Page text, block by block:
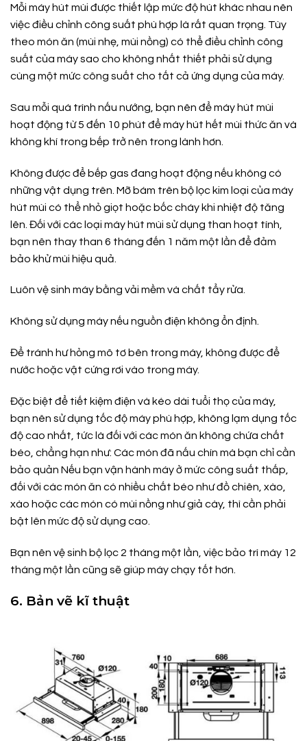
Mỗi máy hút mùi được thiết lập mức độ hút khác nhau nên
việc điều chỉnh công suất phù hợp là rất quan trọng. Tùy
theo món ăn (mùi nhẹ, mùi nồng) có thể điều chỉnh công
suất của máy sao cho không nhất thiết phải sử dụng
cùng một mức công suất cho tất cả ứng dụng của máy.
Sau mỗi quá trình nấu nướng, bạn nên để máy hút mùi
hoạt động từ 5 đến 10 phút để máy hút hết mùi thức ăn và
không khí trong bếp trở nên trong lành hơn.
Không được để bếp gas đang hoạt động nếu không có
những vật dụng trên. Mỡ bám trên bộ lọc kim loại của máy
hút mùi có thể nhỏ giọt hoặc bốc cháy khi nhiệt độ tăng
lên. Đối với các loại máy hút mùi sử dụng than hoạt tính,
bạn nên thay than 6 tháng đến 1 năm một lần để đảm
bảo khử mùi hiệu quả.
Luôn vệ sinh máy bằng vải mềm và chất tẩy rửa.
Không sử dụng máy nếu nguồn điện không ổn định.
Để tránh hư hỏng mô tơ bên trong máy, không được để
nước hoặc vật cứng rơi vào trong máy.
Đặc biệt để tiết kiệm điện và kéo dài tuổi thọ của máy,
bạn nên sử dụng tốc độ máy phù hợp, không lạm dụng tốc
độ cao nhất, tức là đối với các món ăn không chứa chất
béo, chẳng hạn như: Các món đã nấu chín mà bạn chỉ cần
bảo quản Nếu bạn vận hành máy ở mức công suất thấp,
đối với các món ăn có nhiều chất béo như đồ chiên, xào,
xào hoặc các món có mùi nồng như giả cày, thì cần phải
bật lên mức độ sử dụng cao.
Bạn nên vệ sinh bộ lọc 2 tháng một lần, việc bảo trì máy 12
tháng một lần cũng sẽ giúp máy chạy tốt hơn.
6. Bản vẽ kĩ thuật